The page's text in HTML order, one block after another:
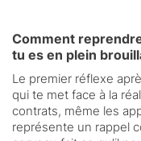
Comment
tu es en plein
Le premier réflexe
qui te met face à la
contrats, même les
représente un rappel